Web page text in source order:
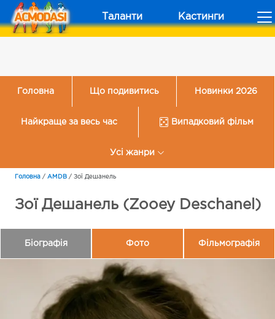
Таланти Кастинги
Головна Що подивитись Новинки 2026
Найкраще за весь час Випадковий фільм
Усі жанри
Головна / AMDB / Зої Дешанель
Зої Дешанель (Zooey Deschanel)
Біографія Фото Фільмографія